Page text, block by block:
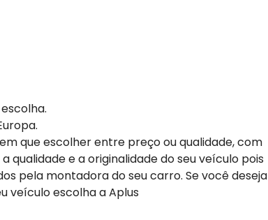
que escolher entre preço ou qualidade, com
qualidade e a originalidade do seu veículo pois
pela montadora do seu carro. Se você deseja
veículo escolha a Aplus